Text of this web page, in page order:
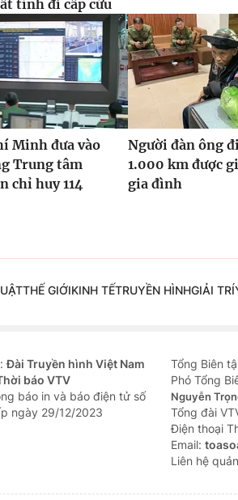
tỉnh đi cấp cứu
Minh đưa vào
Trung tâm
chỉ huy 114
Người đàn ông
1.000 km được
gia đình
THẾ GIỚIKINH TẾTRUYỀN HÌNHGIẢI TRÍ
Đài Truyền hình Việt Nam
báo VTV
báo in và báo điện tử số
ngày 29/12/2023
Tổng Biên
Phó Tổng
Nguyễn
Tổng đài
Ðiện thoại
Email:
Liên hệ